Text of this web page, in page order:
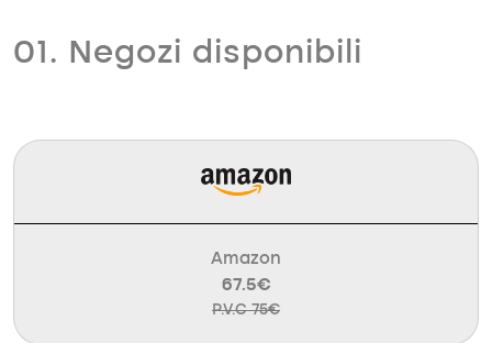
01. Negozi disponibili
Amazon
67.5€
P.V.C 75€